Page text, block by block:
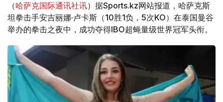
（哈萨克国际通讯社讯）据Sports.kz网站报道，哈萨克斯
坦拳击手安吉丽娜·卢卡斯（10胜1负，5次KO）在泰国曼谷
举办的拳击之夜中，成功夺得IBO超蝇量级世界冠军头衔。